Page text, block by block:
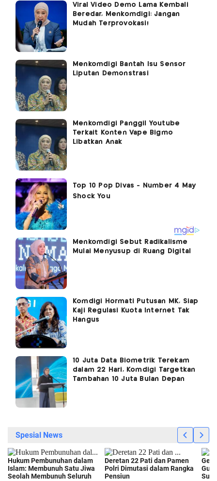
Viral Video Demo Lama Kembali
Beredar, Menkomdigi: Jangan
Mudah Terprovokasi!
Menkomdigi Bantah Isu Sensor
Liputan Demonstrasi
Menkomdigi Panggil Youtube
Terkait Konten Vape Bigmo
Libatkan Anak
Menkomdigi Sebut Radikalisme
Mulai Menyusup di Ruang Digital
Komdigi Hormati Putusan MK, Siap
Kaji Regulasi Kuota Internet Tak
Hangus
10 Juta Data Biometrik Terekam
dalam 22 Hari, Komdigi Targetkan
Tambahan 10 Juta Bulan Depan